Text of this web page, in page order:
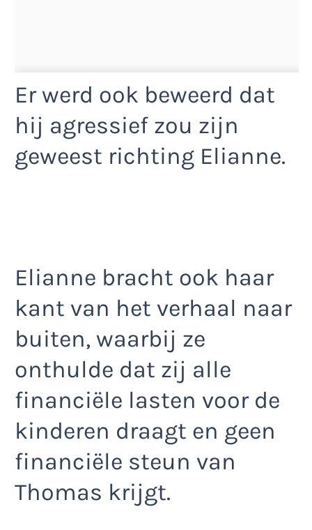
Er werd ook beweerd dat
hij agressief zou zijn
geweest richting Elianne.
Elianne bracht ook haar
kant van het verhaal naar
buiten, waarbij ze
onthulde dat zij alle
financiële lasten voor de
kinderen draagt en geen
financiële steun van
Thomas krijgt.